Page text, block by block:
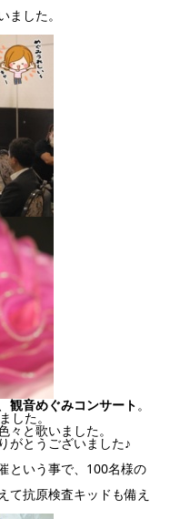
した。
観音めぐみコンサート。
した。
と歌いました。
がとうございました♪
という事で、100名様の
て抗原検査キッドも備え